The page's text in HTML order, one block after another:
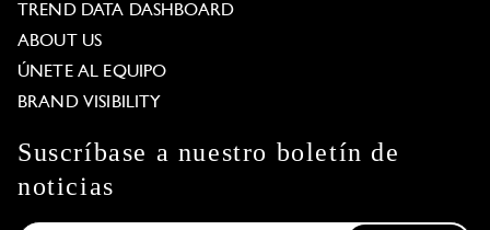
TREND DATA DASHBOARD
ABOUT US
ÚNETE AL EQUIPO
BRAND VISIBILITY
Suscríbase a nuestro boletín de
noticias